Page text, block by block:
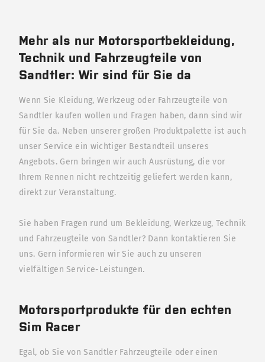
Mehr als nur Motorsportbekleidung,
Technik und Fahrzeugteile von
Sandtler: Wir sind für Sie da
Wenn Sie Kleidung, Werkzeug oder Fahrzeugteile von
Sandtler kaufen wollen und Fragen haben, dann sind wir
für Sie da. Neben unserer großen Produktpalette ist auch
unser Service ein wichtiger Bestandteil unseres
Angebots. Gern bringen wir auch Ausrüstung, die vor
Ihrem Rennen nicht rechtzeitig geliefert werden kann,
direkt zur Veranstaltung.
Sie haben Fragen rund um Bekleidung, Werkzeug, Technik
und Fahrzeugteile von Sandtler? Dann kontaktieren Sie
uns. Gern informieren wir Sie auch zu unseren
vielfältigen Service-Leistungen.
Motorsportprodukte für den echten
Sim Racer
Egal, ob Sie von Sandtler Fahrzeugteile oder einen